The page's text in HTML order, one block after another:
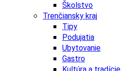
Školstvo
Trenčiansky kraj
Tipy
Podujatia
Ubytovanie
Gastro